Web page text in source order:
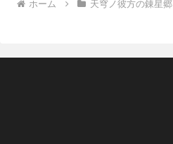
ホーム 天穹ノ彼方の錬星郷